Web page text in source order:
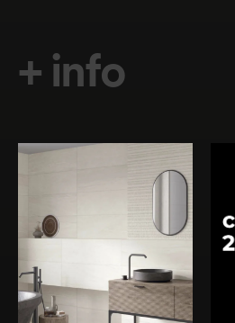
Acepto el
+ info
Acepto elaviso legal